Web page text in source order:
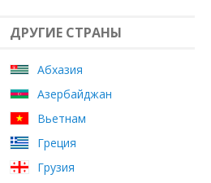
ДРУГИЕ СТРАНЫ
Абхазия
Азербайджан
Вьетнам
Греция
Грузия